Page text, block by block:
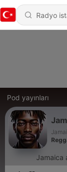
Pod yayınları
Jamaica